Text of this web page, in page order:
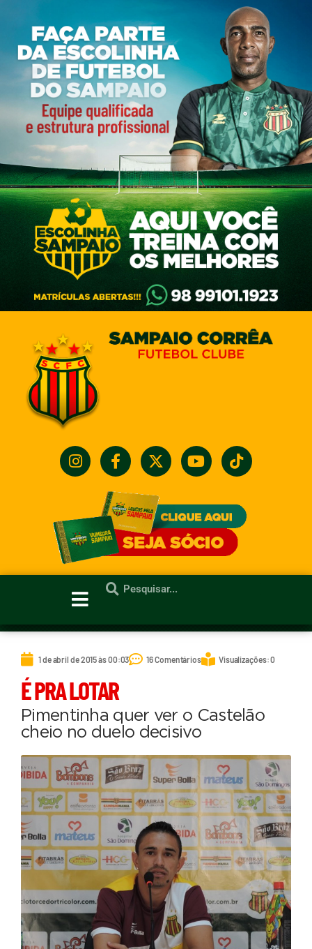
1 de abril de 2015 às 00:03 16 Comentários Visualizações: 0
É PRA LOTAR
Pimentinha quer ver o Castelão
cheio no duelo decisivo